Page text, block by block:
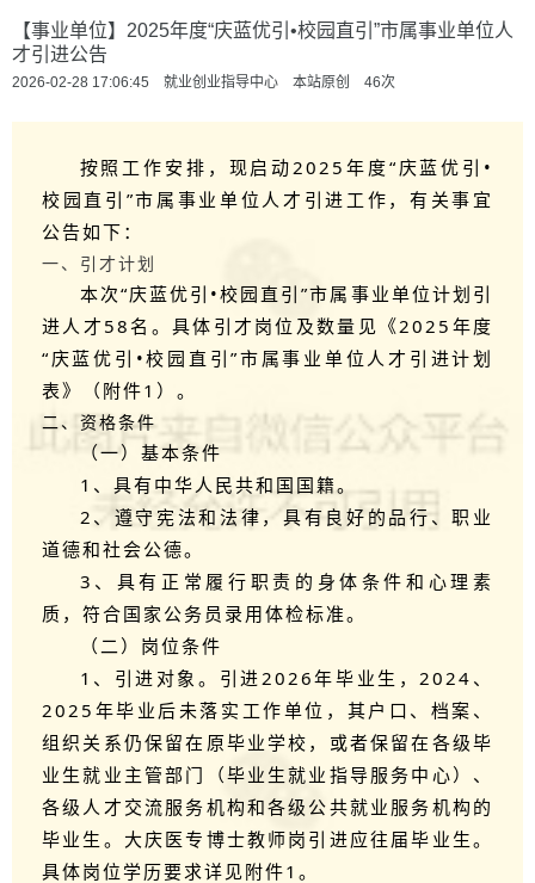
【事业单位】2025年度“庆蓝优引•校园直引”市属事业单位人
才引进公告
2026-02-28 17:06:45 就业创业指导中心 本站原创 46次
按照工作安排，现启动2025年度“庆蓝优引•
校园直引”市属事业单位人才引进工作，有关事宜
公告如下：
一、引才计划
本次“庆蓝优引•校园直引”市属事业单位计划引
进人才58名。具体引才岗位及数量见《2025年度
“庆蓝优引•校园直引”市属事业单位人才引进计划
表》（附件1）。
二、资格条件
（一）基本条件
1、具有中华人民共和国国籍。
2、遵守宪法和法律，具有良好的品行、职业
道德和社会公德。
3、具有正常履行职责的身体条件和心理素
质，符合国家公务员录用体检标准。
（二）岗位条件
1、引进对象。引进2026年毕业生，2024、
2025年毕业后未落实工作单位，其户口、档案、
组织关系仍保留在原毕业学校，或者保留在各级毕
业生就业主管部门（毕业生就业指导服务中心）、
各级人才交流服务机构和各级公共就业服务机构的
毕业生。大庆医专博士教师岗引进应往届毕业生。
具体岗位学历要求详见附件1。